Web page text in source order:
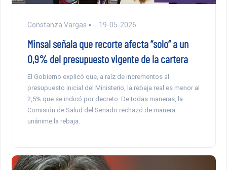
Constanza Vargas 19-05-2026
Minsal señala que recorte afecta “solo” a un
0,9% del presupuesto vigente de la cartera
El Gobierno explicó que, a raíz de incrementos al
presupuesto inicial del Ministerio, la rebaja real es menor al
2,5% que se indicó por decreto. De todas maneras, la
Comisión de Salud del Senado rechazó de manera
unánime la rebaja.